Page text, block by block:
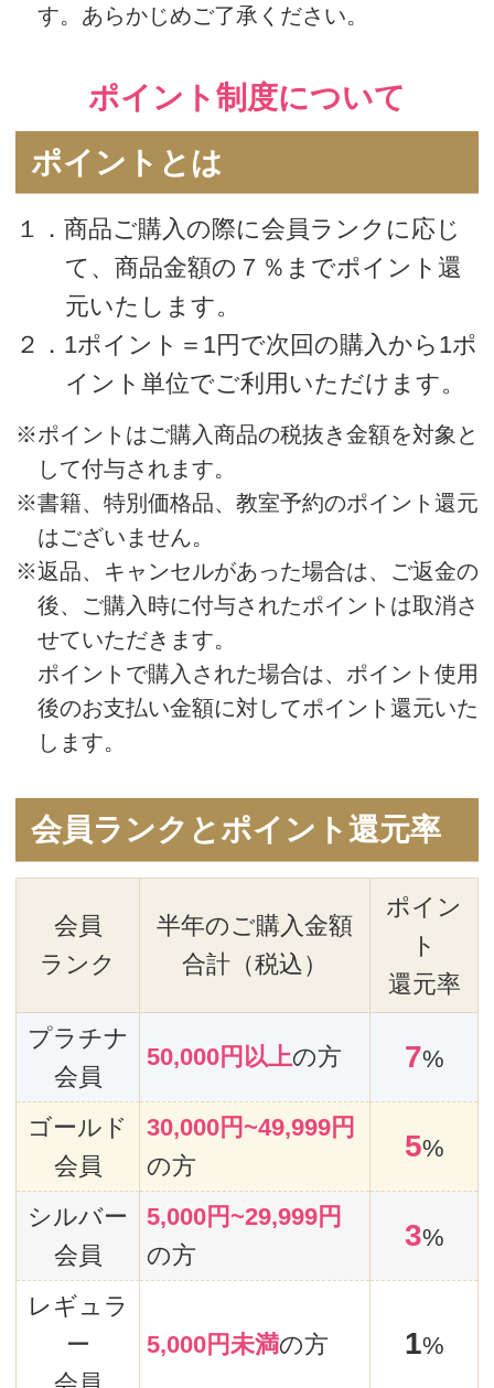
Say お客様センター
TEL：0120-288-653 受付時間 9:00～
み）
Mail：support@saysay.online
※年末年始等お休みをいただくことがありま
す。あらかじめご了承ください。
(3) FAX
注意事項(住所、お名前、ご注文の商品
Sayお客様センターへお申込みくださ
い。FAX：0800-555-0029
(4) はがき
官製はがきに必要事項（住所、お名前、
ご注文の商品名、数量）をご記入の上、
お申し込みください。
東京都中央区銀座2-12-12 深山ビル7F
「Sayお客様センター」行
(5) Mail
名、数量)をご記入の上、お申し込みくだ
さい。
Sayお客様センターへお申込みくださ
お支払い方法
商品お届け時、商品と引き換えに現金に
てお支払いください。現金以外のもの
（商品券、電子マネー等）では承ること
ができません。30万円以上のお支払いは
さい。
手数料は無料です。
(2) クレジットカードによるお支払い
下記クレジットカードがご利用いただけ